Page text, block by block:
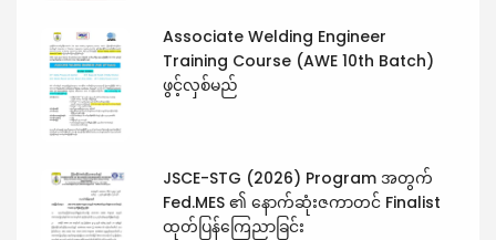
Associate Welding Engineer
Training Course (AWE 10th Batch)
ဖွင့်လှစ်မည်
JSCE-STG (2026) Program အတွက်
Fed.MES ၏ နောက်ဆုံးဇကာတင် Finalist
ထုတ်ပြန်ကြေညာခြင်း